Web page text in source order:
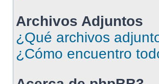
Archivos Adjuntos
¿Qué archivos
¿Cómo encuentro